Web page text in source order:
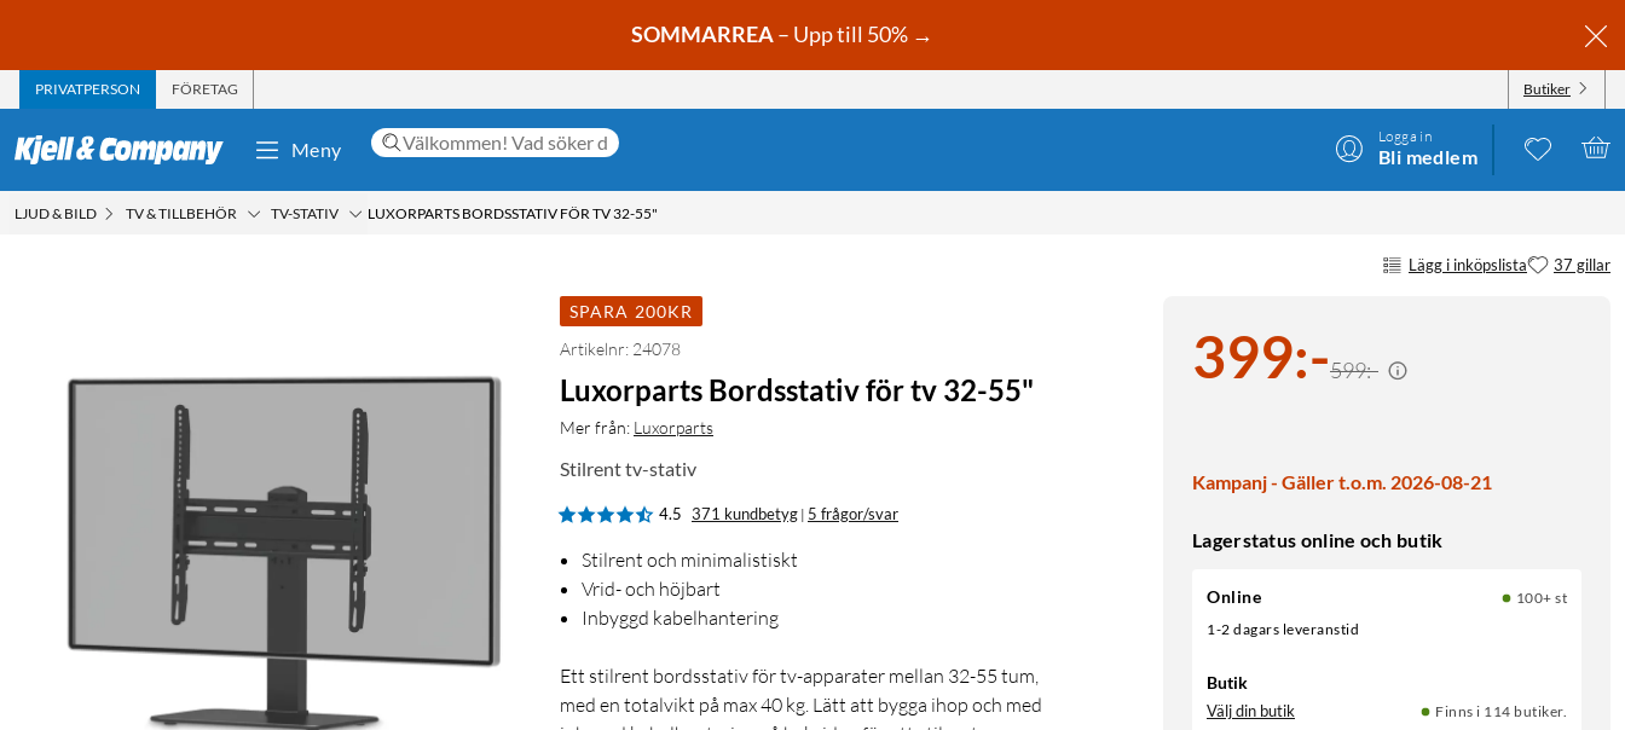
SOMMARREA– Upp till 50% →
PRIVATPERSON FÖRETAG Butiker
Meny
Logga in
Bli medlem
LJUD & BILD TV & TILLBEHÖR TV-STATIV LUXORPARTS BORDSSTATIV FÖR TV 32-55"
Lägg i inköpslista 37 gillar
399:-599:-
Kampanj - Gäller t.o.m. 2026-08-21
Lagerstatus online och butik
Online
100+ st
1-2 dagars leveranstid
Butik
Välj din butik Finns i 114 butiker.
SPARA 200KR
Artikelnr: 24078
Luxorparts Bordsstativ för tv 32-55"
Mer från: Luxorparts
Stilrent tv-stativ
4.5 371 kundbetyg | 5 frågor/svar
Stilrent och minimalistiskt
Vrid- och höjbart
Inbyggd kabelhantering
Ett stilrent bordsstativ för tv-apparater mellan 32-55 tum,
med en totalvikt på max 40 kg. Lätt att bygga ihop och med